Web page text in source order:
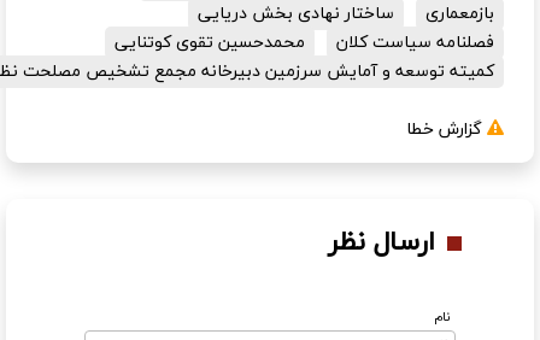
بازمعماری
ساختار نهادی بخش دریایی
فصلنامه سیاست کلان
محمدحسین تقوی کوتنایی
کمیته توسعه و آمایش سرزمین دبیرخانه مجمع تشخیص مصلحت نظام
گزارش خطا
ارسال نظر